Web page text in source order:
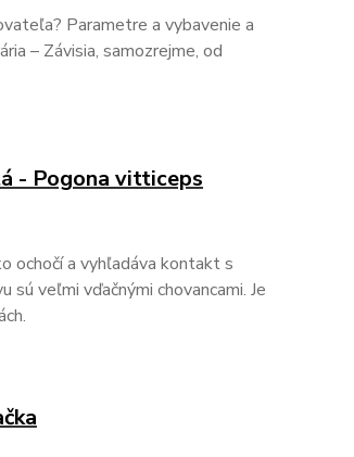
Parametre a vybavenie a
– Závisia, samozrejme, od
- Pogona vitticeps
ochočí a vyhľadáva kontakt s
sú veľmi vďačnými chovancami. Je